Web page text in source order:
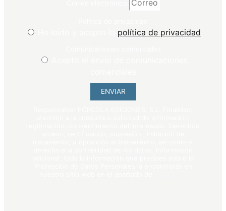
política de privacidad
ENVIAR